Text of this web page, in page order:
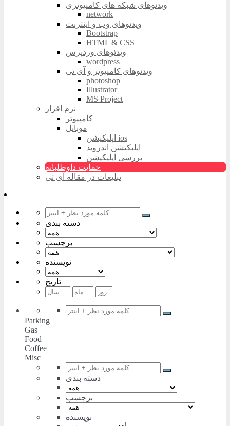
ویدئوهای شبکه های کامپیوتری
network
ویدئوهای وب و اینترنت
Bootstrap
HTML & CSS
ویدئوهای وردپرس
wordpress
ویدئوهای کامپیوتر و آی تی
photoshop
Illustrator
MS Project
نرم افزار
کامپیوتر
موبایل
اپلیکیشن ios
اپلیکیشن اندروید
بررسی اپلیکیشن
حمایت داوطلبانه
تبلیغات در مقاله آی تی
دسته بندی
برچسب
نویسنده
تاریخ
Parking
Gas
Food
Coffee
Misc
دسته بندی
برچسب
نویسنده